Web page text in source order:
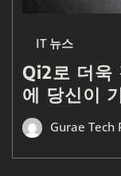
IT 뉴스
Qi2로 더욱
에 당신이
Gurae Tech